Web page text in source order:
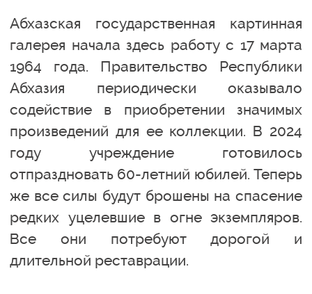
Абхазская государственная картинная
галерея начала здесь работу с 17 марта
1964 года. Правительство Республики
Абхазия периодически оказывало
содействие в приобретении значимых
произведений для ее коллекции. В 2024
году учреждение готовилось
отпраздновать 60-летний юбилей. Теперь
же все силы будут брошены на спасение
редких уцелевшие в огне экземпляров.
Все они потребуют дорогой и
длительной реставрации.